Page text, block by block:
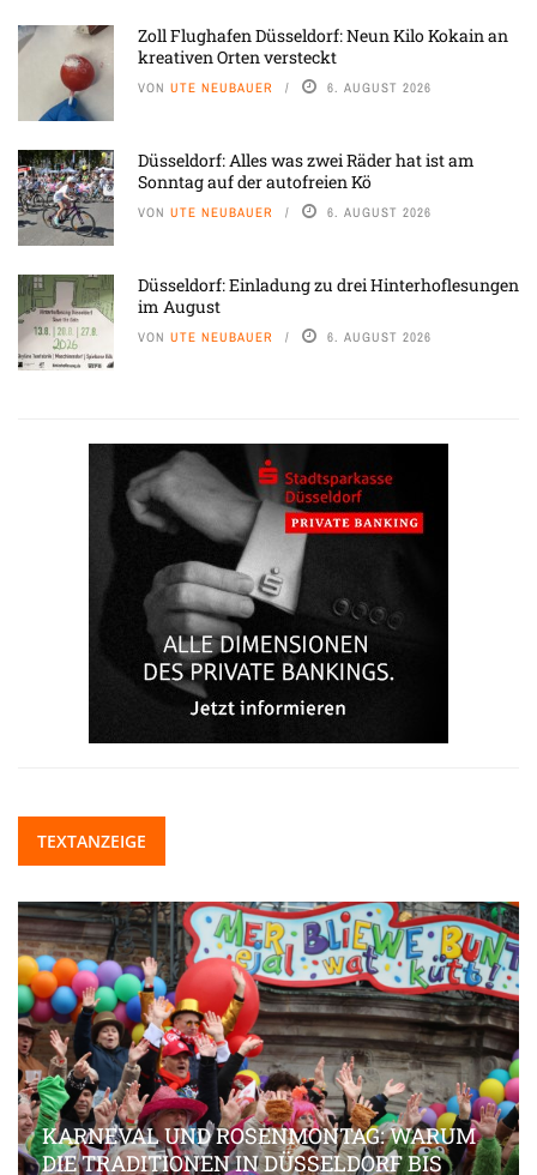
Zoll Flughafen Düsseldorf: Neun Kilo Kokain an
kreativen Orten versteckt
VON UTE NEUBAUER 6. AUGUST 2026
Düsseldorf: Alles was zwei Räder hat ist am
Sonntag auf der autofreien Kö
VON UTE NEUBAUER 6. AUGUST 2026
Düsseldorf: Einladung zu drei Hinterhoflesungen
im August
VON UTE NEUBAUER 6. AUGUST 2026
TEXTANZEIGE
KARNEVAL UND ROSENMONTAG: WARUM
DIE TRADITIONEN IN DÜSSELDORF BIS